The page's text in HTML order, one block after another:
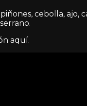
cebolla,
aquí.